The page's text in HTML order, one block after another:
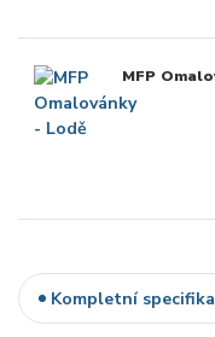
MFP
Kompletní